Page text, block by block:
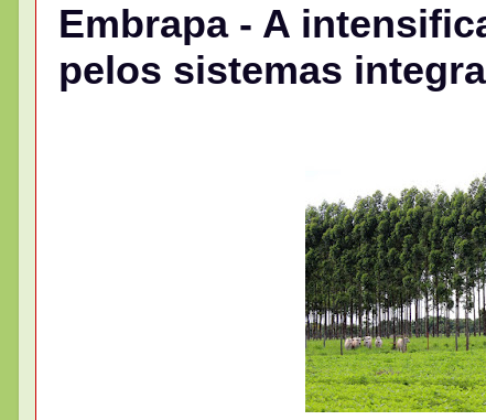
Embrapa - A
pelos sistemas